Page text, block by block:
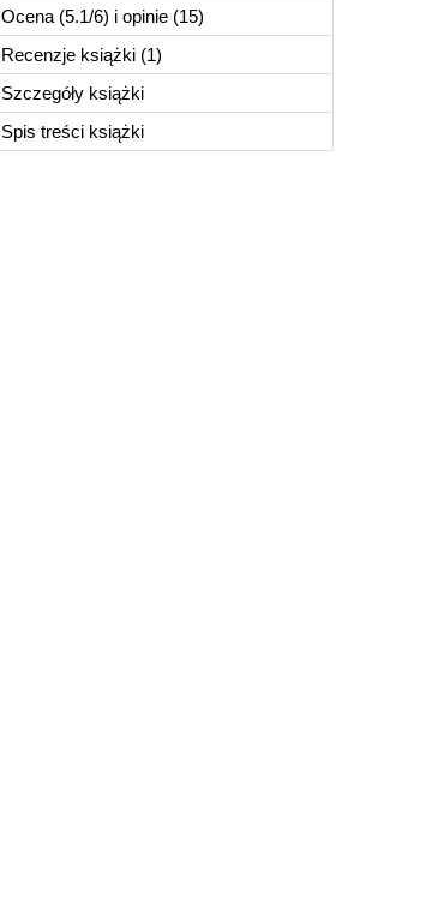
Ocena (5.1/6) i opinie (15)
Recenzje książki (1)
Szczegóły książki
Spis treści książki